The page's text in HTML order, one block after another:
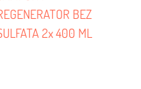
BEZ
2x 400 ML